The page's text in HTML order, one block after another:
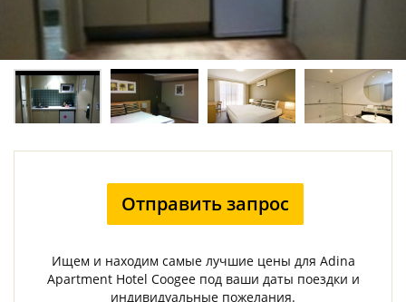
Отправить запрос
Ищем и находим самые лучшие цены для Adina
Apartment Hotel Coogee под ваши даты поездки и
индивидуальные пожелания.